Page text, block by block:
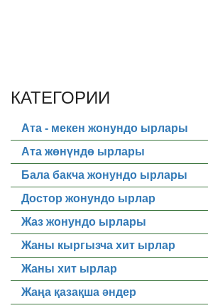
КАТЕГОРИИ
Ата - мекен жонундо ырлары
Ата жөнүндө ырлары
Бала бакча жонундо ырлары
Достор жонундо ырлар
Жаз жонундо ырлары
Жаны кыргызча хит ырлар
Жаны хит ырлар
Жаңа қазақша әндер